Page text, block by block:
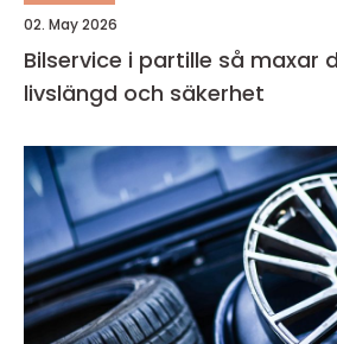
02. May 2026
Bilservice i partille så maxar du bilens
livslängd och säkerhet